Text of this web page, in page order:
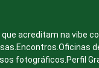
acreditam na vibe
fotográficos.Perfil